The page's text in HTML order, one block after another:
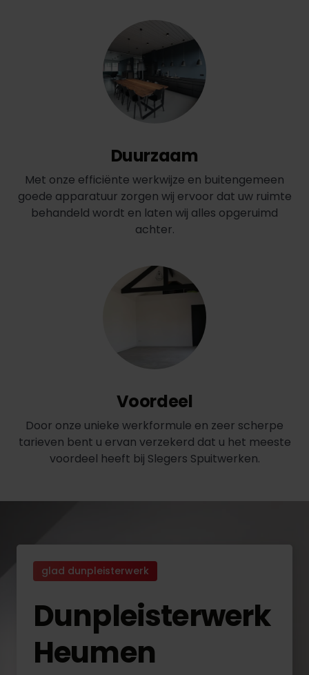
Duurzaam
Met onze efficiënte werkwijze en buitengemeen
goede apparatuur zorgen wij ervoor dat uw ruimte
behandeld wordt en laten wij alles opgeruimd
achter.
Voordeel
Door onze unieke werkformule en zeer scherpe
tarieven bent u ervan verzekerd dat u het meeste
voordeel heeft bij Slegers Spuitwerken.
glad dunpleisterwerk
Dunpleisterwerk
Heumen